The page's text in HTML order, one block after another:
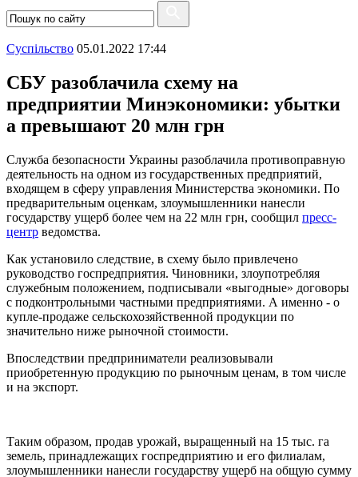
Суспiльство 05.01.2022 17:44
СБУ разоблачила схему на
предприятии Минэкономики: убытки
а превышают 20 млн грн
Служба безопасности Украины разоблачила противоправную
деятельность на одном из государственных предприятий,
входящем в сферу управления Министерства экономики. По
предварительным оценкам, злоумышленники нанесли
государству ущерб более чем на 22 млн грн, сообщил пресс-
центр ведомства.
Как установило следствие, в схему было привлечено
руководство госпредприятия. Чиновники, злоупотребляя
служебным положением, подписывали «выгодные» договоры
с подконтрольными частными предприятиями. А именно - о
купле-продаже сельскохозяйственной продукции по
значительно ниже рыночной стоимости.
Впоследствии предприниматели реализовывали
приобретенную продукцию по рыночным ценам, в том числе
и на экспорт.
Таким образом, продав урожай, выращенный на 15 тыс. га
земель, принадлежащих госпредприятию и его филиалам,
злоумышленники нанесли государству ущерб на общую сумму